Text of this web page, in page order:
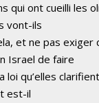
qui ont cueilli les
vont-ils
et ne pas exiger
Israel de faire
loi qu’elles
est-il